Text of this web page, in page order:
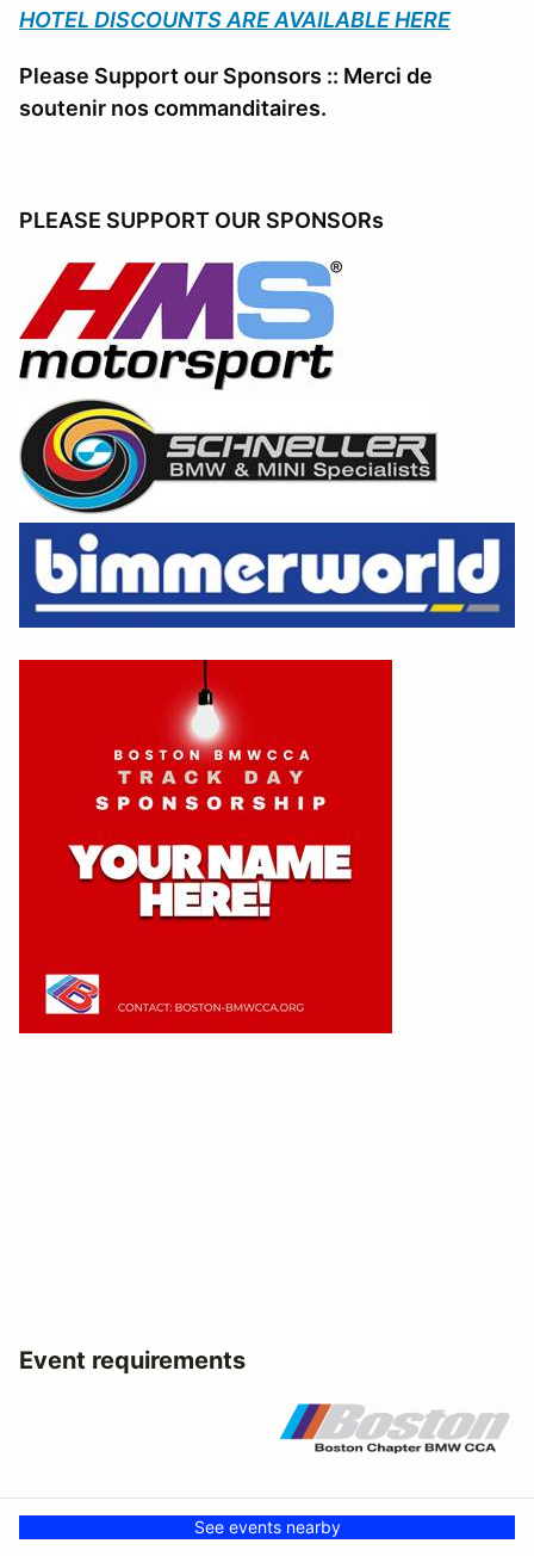
HOTEL DISCOUNTS ARE AVAILABLE HERE
Please Support our Sponsors :: Merci de
soutenir nos commanditaires.
PLEASE SUPPORT OUR SPONSORs
Event requirements
See events nearby